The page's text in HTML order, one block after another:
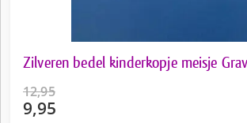
Zilveren bedel kinderkopje meisje
12,95
Oorspronkelijke
9,95